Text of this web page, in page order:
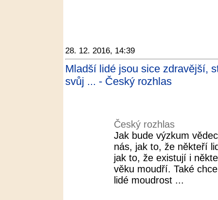
28. 12. 2016, 14:39
Mladší lidé jsou sice zdravější,
svůj ... - Český rozhlas
Český rozhlas
Jak bude výzkum
nás, jak to, že někteří
jak to, že existují i
věku moudří. Také
lidé moudrost ...